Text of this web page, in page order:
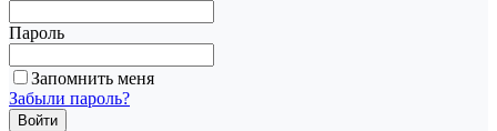
Пароль
Запомнить меня
Забыли пароль?